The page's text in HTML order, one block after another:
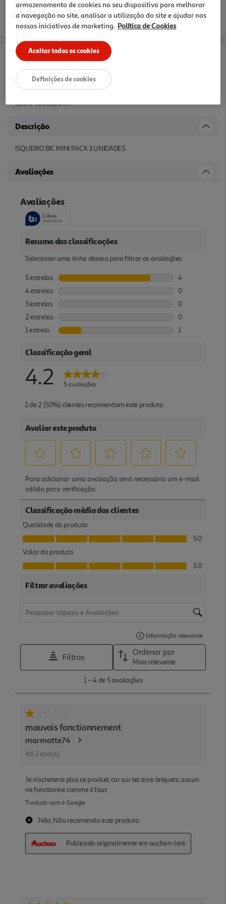
Entrega estimada entre07/08/2026 e 10/08/2026
Dimensões LxAxP
3,50x94,00x8,50 cm
Descrição
ISQUEIRO BIC MINI PACK 3 UNIDADES
Avaliações
armazenamento de cookies no seu dispositivo para melhorar
a navegação no site, analisar a utilização do site e ajudar nas
nossas iniciativas de marketing. Política de Cookies
Aceitar todos os cookies
Definições de cookies